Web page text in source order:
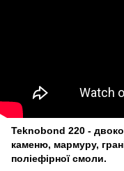
Teknobond 220 -
каменю, мармуру,
поліефірної смоли.